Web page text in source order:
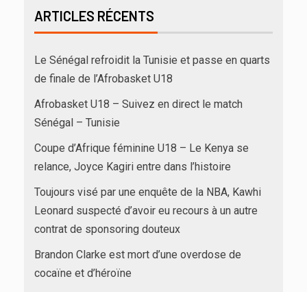
ARTICLES RÉCENTS
Le Sénégal refroidit la Tunisie et passe en quarts
de finale de l’Afrobasket U18
Afrobasket U18 – Suivez en direct le match
Sénégal – Tunisie
Coupe d’Afrique féminine U18 – Le Kenya se
relance, Joyce Kagiri entre dans l’histoire
Toujours visé par une enquête de la NBA, Kawhi
Leonard suspecté d’avoir eu recours à un autre
contrat de sponsoring douteux
Brandon Clarke est mort d’une overdose de
cocaïne et d’héroïne